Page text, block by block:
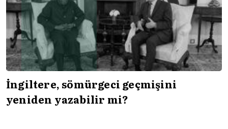
İngiltere, sömürgeci geçmişini
yeniden yazabilir mi?